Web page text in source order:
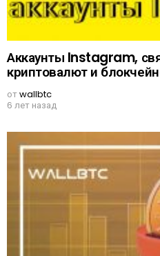
Аккаунты Instagram,
криптовалют и
отwallbtc
6 лет назад